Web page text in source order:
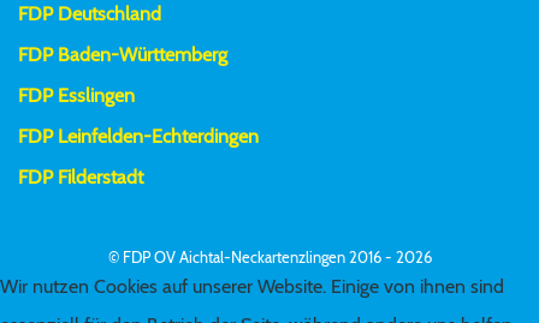
FDP Deutschland
FDP Baden-Württemberg
FDP Esslingen
FDP Leinfelden-Echterdingen
FDP Filderstadt
© FDP OV Aichtal-Neckartenzlingen 2016 - 2026
Wir nutzen Cookies auf unserer Website. Einige von ihnen sind